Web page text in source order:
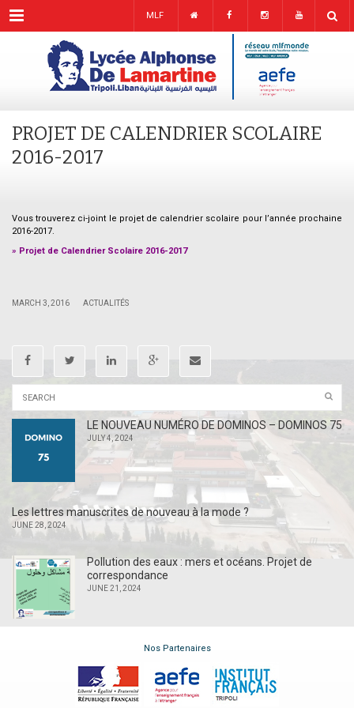
Menu MLF
PROJET DE CALENDRIER SCOLAIRE
2016-2017
Vous trouverez ci-joint le projet de calendrier scolaire pour l’année prochaine
2016-2017.
» Projet de Calendrier Scolaire 2016-2017
MARCH 3, 2016 ACTUALITÉS
LE NOUVEAU NUMÉRO DE DOMINOS – DOMINOS 75
JULY 4, 2024
Les lettres manuscrites de nouveau à la mode ?
JUNE 28, 2024
Pollution des eaux : mers et océans. Projet de
correspondance
JUNE 21, 2024
Nos Partenaires